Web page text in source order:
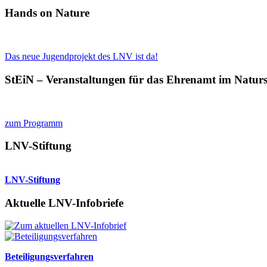
Hands on Nature
Das neue Jugendprojekt des LNV ist da!
StEiN – Veranstaltungen für das Ehrenamt im
zum Programm
LNV-Stiftung
LNV-Stiftung
Aktuelle LNV-Infobriefe
Beteiligungsverfahren